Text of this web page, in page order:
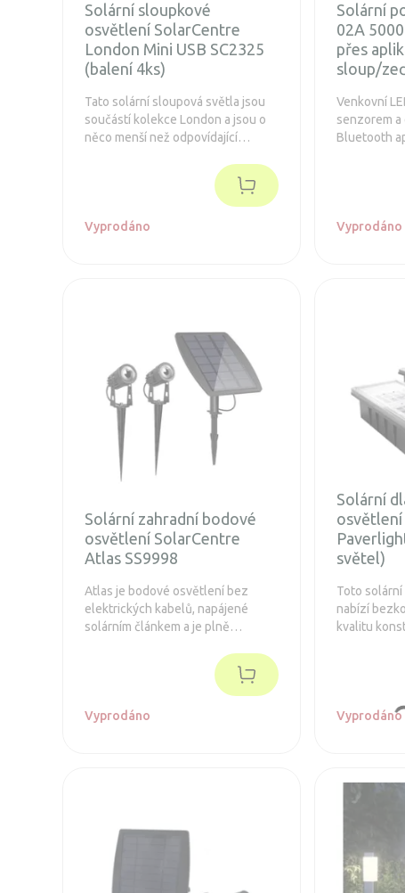
Solární sloupkové
osvětlení SolarCentre
London Mini USB SC2325
(balení 4ks)
Tato solární sloupová světla jsou
součástí kolekce London a jsou o
něco menší než odpovídající
možnost dobití portem USB.
Vyprodáno
Solární
02A
přes
sloup/
Venkovní
senzorem a
Bluetooth
sloupek –
terasu
Vyprodáno
Solární zahradní bodové
osvětlení SolarCentre
Atlas SS9998
Atlas je bodové osvětlení bez
elektrických kabelů, napájené
solárním článkem a je plně
velkých keřů, stromů nebo
Vyprodáno
Solární
světel)
Toto
nabízí
kvalitu
Vyprodáno